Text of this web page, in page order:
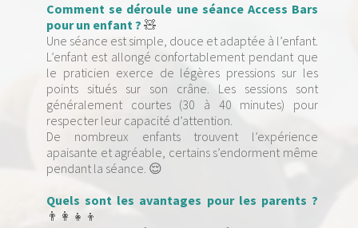
Comment se déroule une séance Access Bars
pour un enfant ? 🧸
Une séance est simple, douce et adaptée à l’enfant.
L’enfant est allongé confortablement pendant que
le praticien exerce de légères pressions sur les
points situés sur son crâne. Les sessions sont
généralement courtes (30 à 40 minutes) pour
respecter leur capacité d’attention.
De nombreux enfants trouvent l’expérience
apaisante et agréable, certains s’endorment même
pendant la séance. 😌
Quels sont les avantages pour les parents ?
👨‍👩‍👧‍👦